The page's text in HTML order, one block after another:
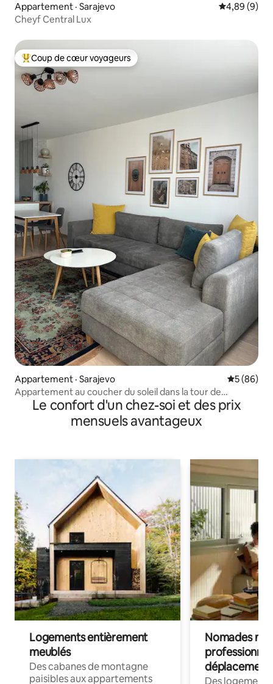
Appartement · Sarajevo Note
4,89 (9)
Cheyf Central Lux
Coup de cœur voyageurs parmi les plus aimés
Coup de cœur voyageurs
Appartement · Sarajevo Note
5 (86)
Appartement au coucher du soleil dans la tour de
SarajevoLe confort d'un chez-soi et des prix
mensuels avantageux
Logements entièrement
meublés
Des cabanes de montagne
paisibles aux appartements
Nomades
déplacement
Des